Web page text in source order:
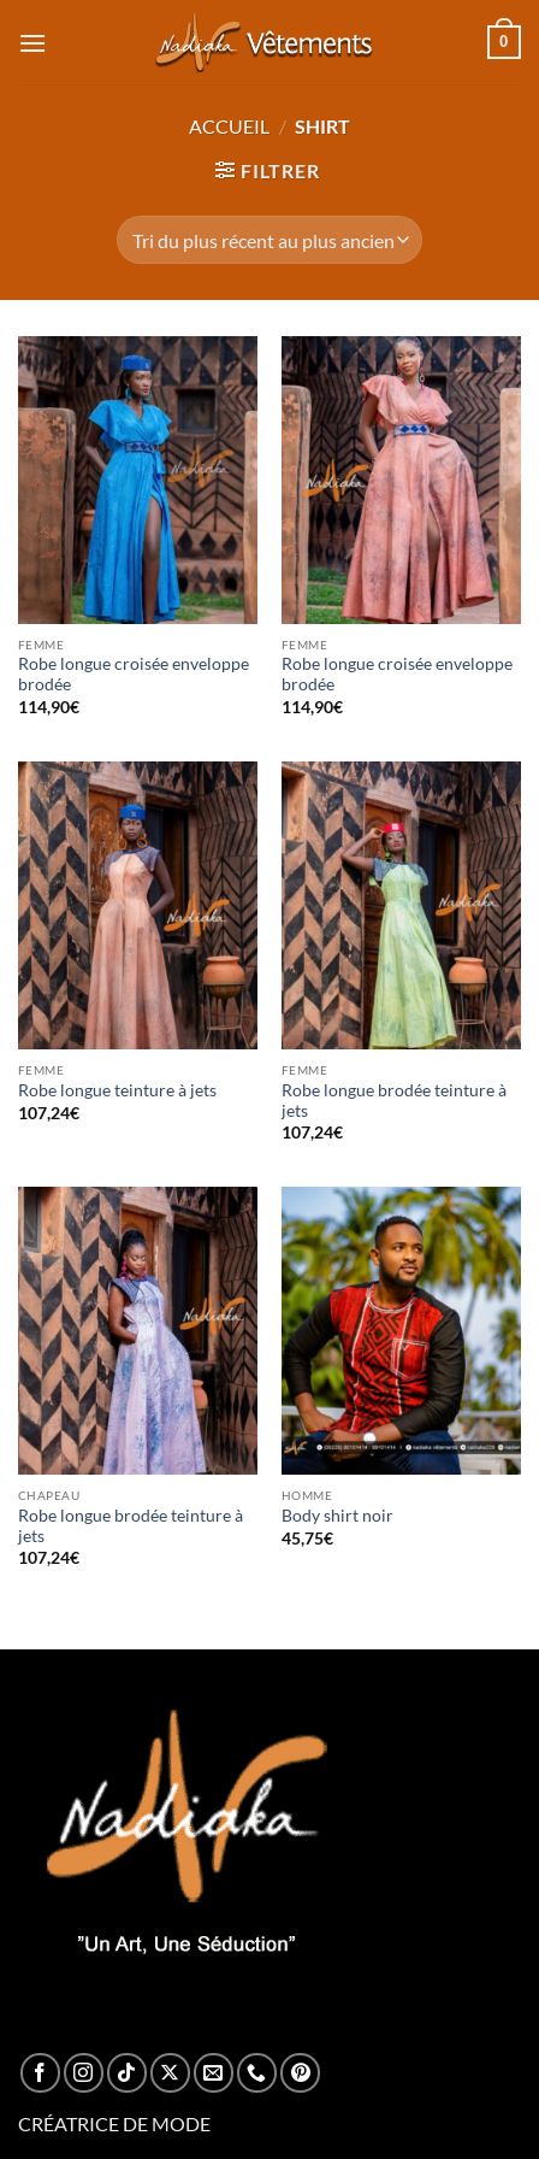
0
ACCUEIL / SHIRT
FILTRER
FEMME
Robe longue croisée enveloppe
brodée
114,90€
FEMME
Robe longue croisée enveloppe
brodée
114,90€
FEMME
Robe longue teinture à jets
107,24€
FEMME
Robe longue brodée teinture à
jets
107,24€
CHAPEAU
Robe longue brodée teinture à
jets
107,24€
HOMME
Body shirt noir
45,75€
CRÉATRICE DE MODE